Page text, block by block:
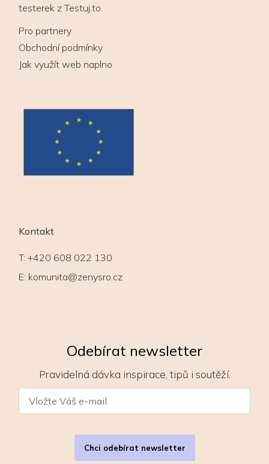
testerek z Testuj.to.
Pro partnery
Obchodní podmínky
Jak využít web naplno
Kontakt
T: +420 608 022 130
E: komunita@zenysro.cz
Odebírat newsletter
Pravidelná dávka inspirace, tipů i soutěží.
Chci odebírat newsletter